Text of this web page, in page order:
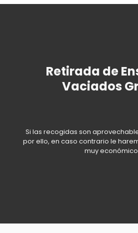
Retirada de
Vaciados
Si las recogidas son
por ello, en caso contrario le
muy